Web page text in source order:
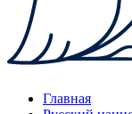
Главная